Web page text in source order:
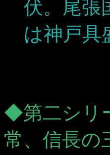
伏。尾張
は神戸具
◆第二シリ
常、信長の